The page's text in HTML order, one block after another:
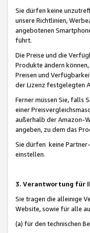
Sie dürfen keine
unsere Richtlinien,
angebotenen
führt.
Die Preise und die
Produkte ändern
Preisen und
der Lizenz festgelegten
Ferner müssen Sie, falls
einer
außerhalb der Amazon-
angeben, zu dem das
Sie dürfen keine
einstellen.
3. Verantwortung für
Sie tragen die alleinige
Website, sowie für alle
(a) für den technischen